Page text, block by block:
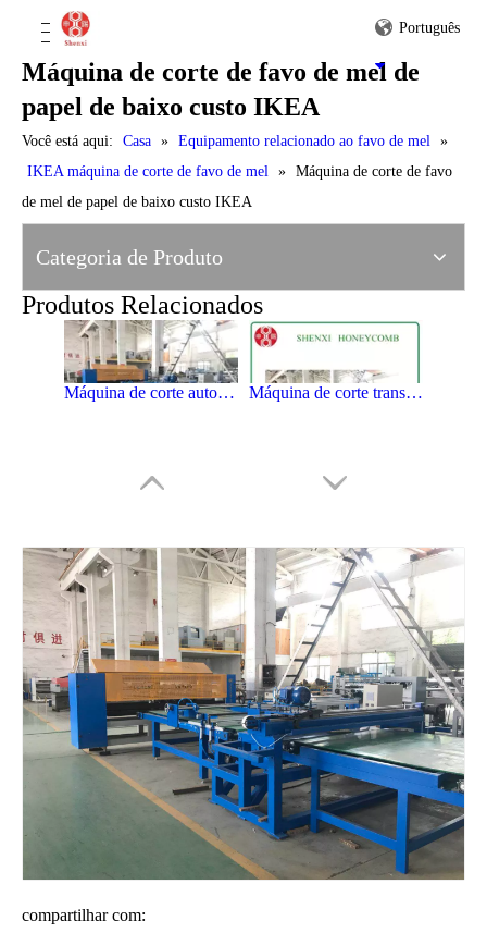
Português
Máquina de corte de favo de mel de
papel de baixo custo IKEA
Você está aqui: Casa » Equipamento relacionado ao favo de mel »
IKEA máquina de corte de favo de mel » Máquina de corte de favo
de mel de papel de baixo custo IKEA
Categoria de Produto
Produtos Relacionados
Máquina de corte automática do cartão do favo de mel de IKEA Máquina de corte transversal automática do favo de mel
compartilhar com: